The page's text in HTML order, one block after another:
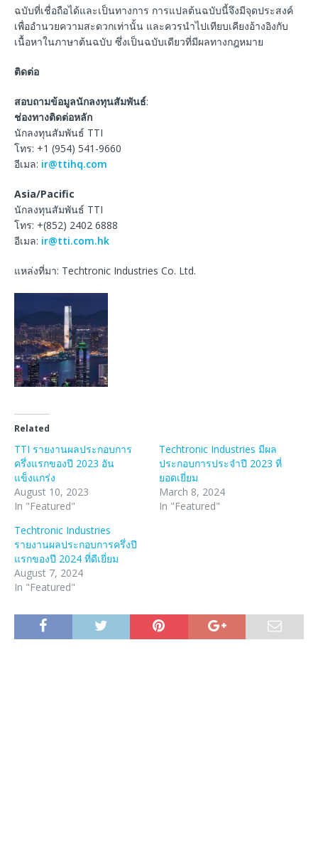
ฉบับที่เชื่อถือได้และเป็นทางการ การแปลต้นฉบับนี้จึงมีจุดประสงค์
เพื่ออำนวยความสะดวกเท่านั้น และควรนำไปเทียบเคียงอ้างอิงกับ
เนื้อหาในภาษาต้นฉบับ ซึ่งเป็นฉบับเดียวที่มีผลทางกฎหมาย
ติดต่อ
สอบถามข้อมูลนักลงทุนสัมพันธ์:
ช่องทางติดต่อหลัก
นักลงทุนสัมพันธ์ TTI
โทร: +1 (954) 541-9660
อีเมล: ir@ttihq.com
Asia/Pacific
นักลงทุนสัมพันธ์ TTI
โทร: +(852) 2402 6888
อีเมล: ir@tti.com.hk
แหล่งที่มา: Techtronic Industries Co. Ltd.
Related
TTI รายงานผลประกอบการ
ครึ่งแรกของปี 2023 อัน
แข็งแกร่ง
August 10, 2023
In "Featured"
Techtronic Industries มีผล
ประกอบการประจำปี 2023 ที่
ยอดเยี่ยม
March 8, 2024
In "Featured"
Techtronic Industries
รายงานผลประกอบการครึ่งปี
แรกของปี 2024 ที่ดีเยี่ยม
August 7, 2024
In "Featured"